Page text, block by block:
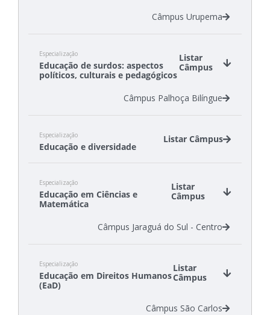
Câmpus Urupema
Especialização
Educação de surdos: aspectos
políticos, culturais e pedagógicos
Listar
Câmpus
Câmpus Palhoça Bilíngue
Especialização
Educação e diversidade
Listar Câmpus
Câmpus São Carlos
Especialização
Educação em Ciências e
Matemática
Listar
Câmpus
Câmpus Jaraguá do Sul - Centro
Especialização
Educação em Direitos Humanos
(EaD)
Listar
Câmpus
Câmpus São Carlos